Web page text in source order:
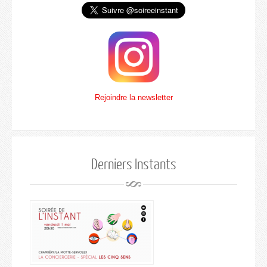
Rejoindre la newsletter
Derniers Instants